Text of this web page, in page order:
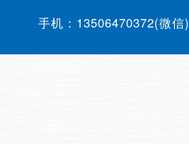
手机： 13506470372(微信)